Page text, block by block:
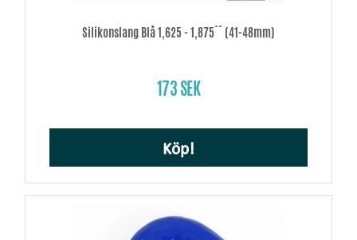
Silikonslang Blå 1,625 - 1,875´´ (41-48mm)
173 SEK
Köp!